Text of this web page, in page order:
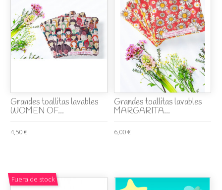
Grandes toallitas lavables
WOMEN OF...
4,50 €
Grandes toallitas lavables
MARGARITA...
6,00 €
Fuera de stock